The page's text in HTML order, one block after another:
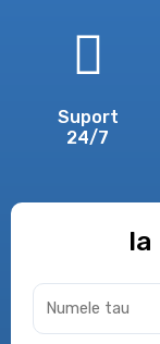
Suport
24/7